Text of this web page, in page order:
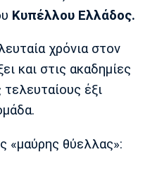
Πανσερραϊκός
Κυπέλλου Ελλάδος.
χρόνια στον
και στις ακαδημίες
έξι
«μαύρης θύελλας»: